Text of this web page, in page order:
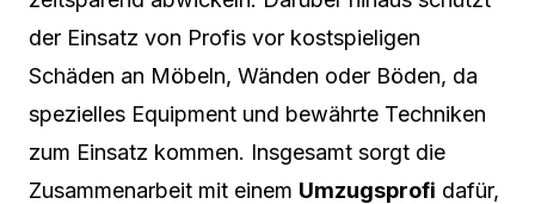
der Einsatz von Profis vor kostspieligen
Schäden an Möbeln, Wänden oder Böden, da
spezielles Equipment und bewährte Techniken
zum Einsatz kommen. Insgesamt sorgt die
Zusammenarbeit mit einem Umzugsprofi dafür,